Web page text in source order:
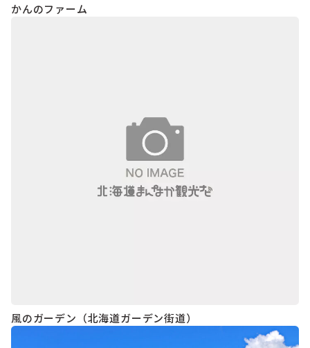
かんのファーム
風のガーデン（北海道ガーデン街道）